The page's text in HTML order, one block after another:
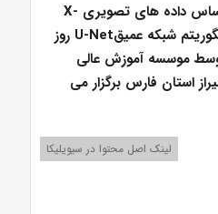
تشخیص COVID-۱۹ بر اساس داده های تصویری X-
ray و CT با استفاده از الگوریتم شبکه عمیقU-Net روز
۱۴ اسفند، ۱۴۰۱ توسط موسسه آموزش عالی
استان فارس برگزار می
لینک اصل محتوا در سیویلیکا